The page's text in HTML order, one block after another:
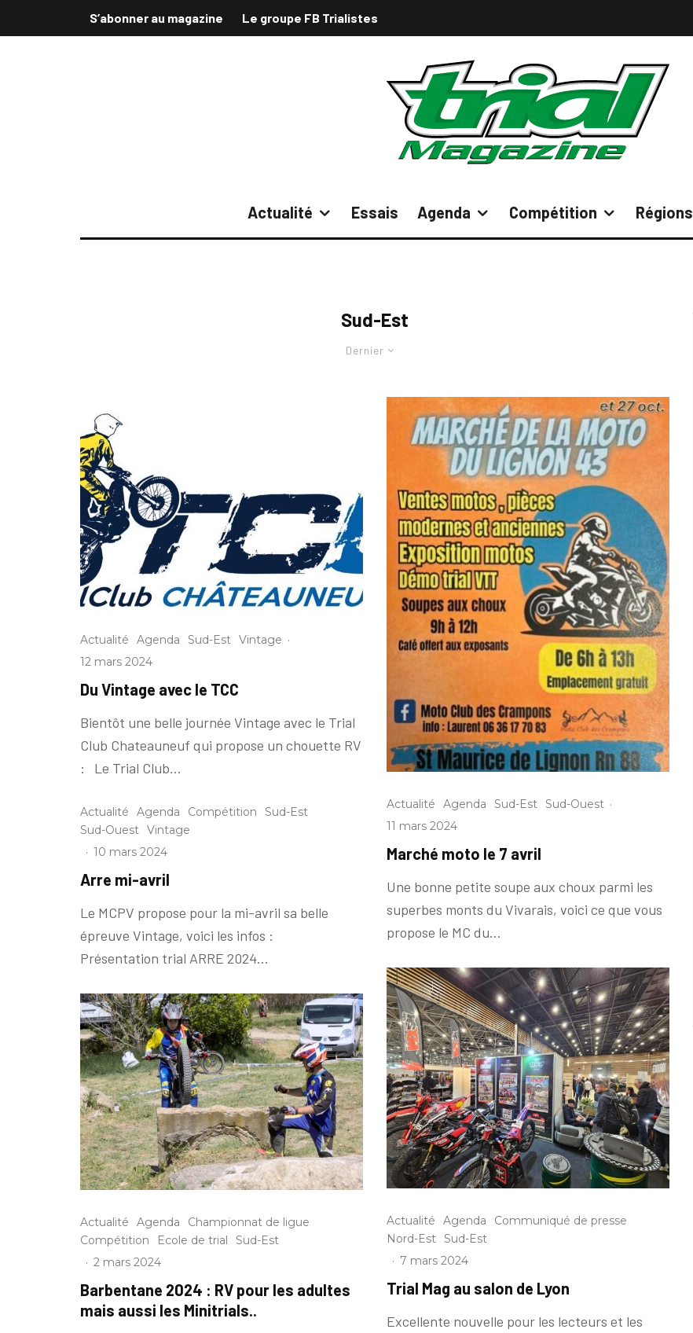
S’abonner au magazine Le groupe FB Trialistes
Actualité Essais Agenda Compétition Régions
Sud-Est
Dernier
Actualité Agenda Sud-Est Vintage ·
12 mars 2024
Du Vintage avec le TCC
Bientôt une belle journée Vintage avec le Trial
Club Chateauneuf qui propose un chouette RV
: Le Trial Club...
Actualité Agenda Compétition
Sud-Est
Sud-Ouest
Vintage
· 10 mars 2024
Arre mi-avril
Le MCPV propose pour la mi-avril sa belle
épreuve Vintage, voici les infos :
Présentation trial ARRE 2024...
Actualité Agenda
Championnat de ligue
Compétition
Ecole de trial
Sud-Est
· 2 mars 2024
Barbentane 2024 : RV pour les adultes
mais aussi les Minitrials..
Actualité Agenda Sud-Est Sud-Ouest ·
11 mars 2024
Marché moto le 7 avril
Une bonne petite soupe aux choux parmi les
superbes monts du Vivarais, voici ce que vous
propose le MC du...
Actualité Agenda
Communiqué de presse
Nord-Est
Sud-Est
· 7 mars 2024
Trial Mag au salon de Lyon
Excellente nouvelle pour les lecteurs et les